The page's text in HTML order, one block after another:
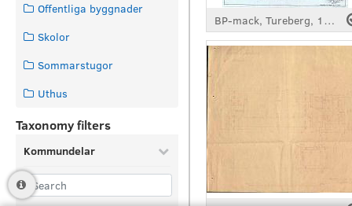
Offentliga byggnader
Skolor
Sommarstugor
Uthus
Taxonomy filters
Kommundelar
BP-mack, Tureberg, 1929